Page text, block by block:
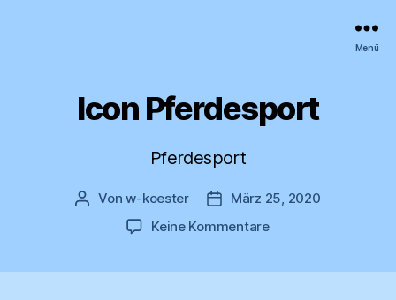
Menü
Icon Pferdesport
Pferdesport
Beitragsautor
Vonw-koester Veröffentlichungsdatum
März 25, 2020
Keine Kommentarezu